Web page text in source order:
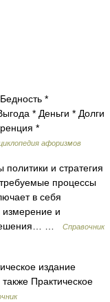
*
* Деньги * Долги
*
афоризмов
и стратегия
процессы
в себя
измерение и
решения… …
Справочник
издание
Практическое